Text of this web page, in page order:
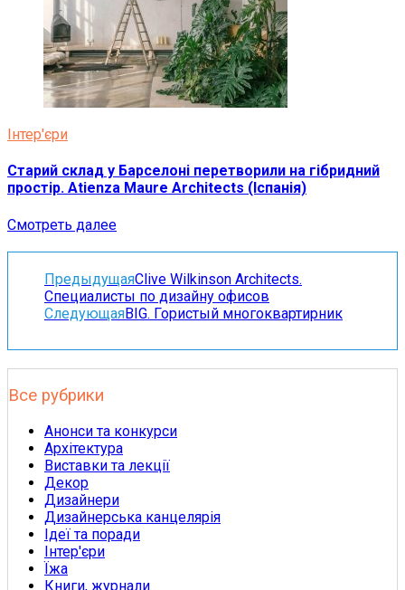
Інтер'єри
Старий склад у Барселоні перетворили на гібридний
простір. Atienza Maure Architects (Іспанія)
Смотреть далее
ПредыдущаяClive Wilkinson Architects.
Специалисты по дизайну офисов
СледующаяBIG. Гористый многоквартирник
Все рубрики
Анонси та конкурси
Архітектура
Виставки та лекції
Декор
Дизайнери
Дизайнерська канцелярія
Ідеї та поради
Інтер'єри
Їжа
Книги, журнали